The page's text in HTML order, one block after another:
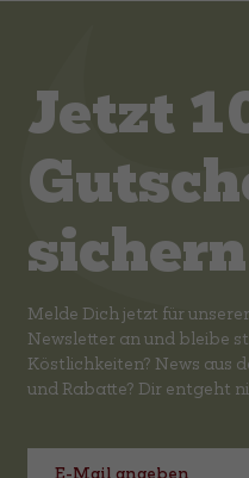
Jetzt
sichern
Melde Dich jetzt für
Newsletter an und bleibe
Köstlichkeiten? News aus
und Rabatte? Dir entgeht